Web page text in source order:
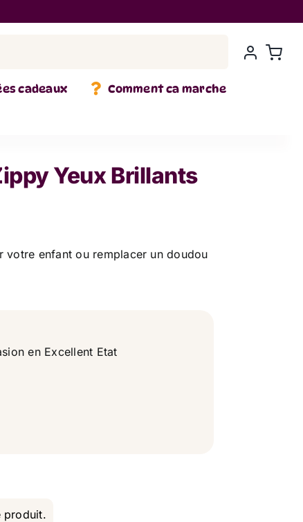
cadeaux Comment ca marche
Yeux Brillants
votre enfant ou remplacer un doudou
en Excellent Etat
produit.